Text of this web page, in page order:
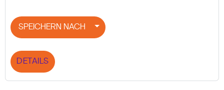
SPEICHERN NACH
DETAILS